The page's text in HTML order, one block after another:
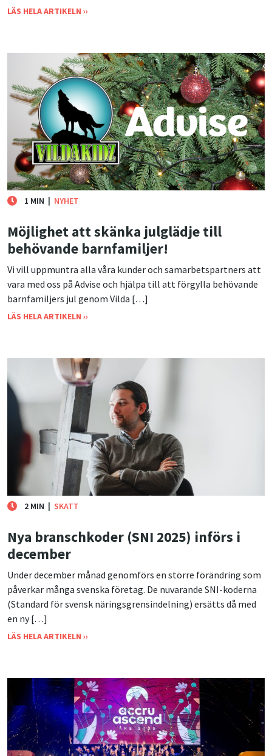
LÄS HELA ARTIKELN ››
1 MIN | NYHET
Möjlighet att skänka julglädje till
behövande barnfamiljer!
Vi vill uppmuntra alla våra kunder och samarbetspartners att
vara med oss på Advise och hjälpa till att förgylla behövande
barnfamiljers jul genom Vilda […]
LÄS HELA ARTIKELN ››
2 MIN | SKATT
Nya branschkoder (SNI 2025) införs i
december
Under december månad genomförs en större förändring som
påverkar många svenska företag. De nuvarande SNI-koderna
(Standard för svensk näringsgrensindelning) ersätts då med
en ny […]
LÄS HELA ARTIKELN ››